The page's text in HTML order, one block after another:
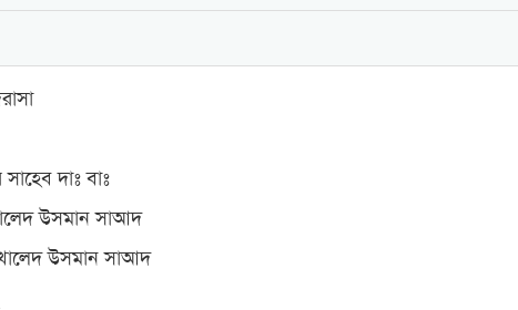
দাঃ বাঃ
উসমান সাআদ
উসমান সাআদ